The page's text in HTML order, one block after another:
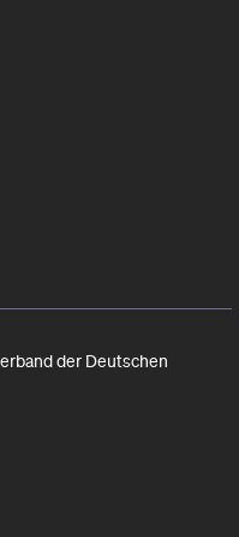
der Deutschen